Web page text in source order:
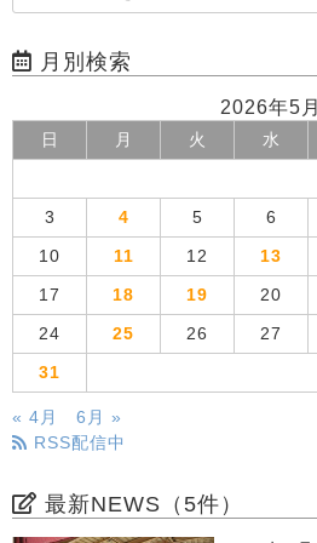
月別検索
2026年5月
日 月 火 水
3 4 5 6
10 11 12 13
17 18 19 20
24 25 26 27
31
« 4月
6月 »
RSS配信中
最新NEWS（5件）